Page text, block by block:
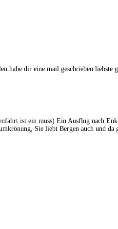
dir eine mail geschrieben.liebste
ist ein muss) Ein Ausflug nach
Sie liebt Bergen auch und da